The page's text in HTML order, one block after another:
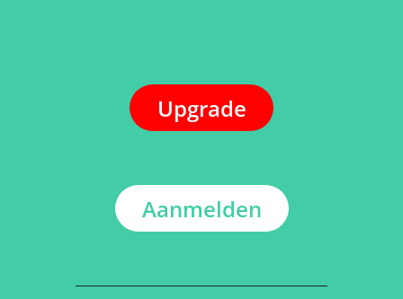
Upgrade
Aanmelden